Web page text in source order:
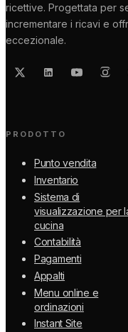
ricettive. Progettata per
incrementare i ricavi e
eccezionale.
PRODOTTO
Punto vendita
Inventario
Sistema di
visualizzazione per
cucina
Contabilità
Pagamenti
Appalti
Menu online e
ordinazioni
Instant Site